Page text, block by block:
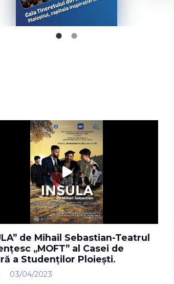
de Mihail Sebastian-Teatrul
„MOFT” al Casei de
a Studenților Ploiești.
03/04/2023